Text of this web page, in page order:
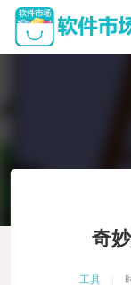
奇
工具